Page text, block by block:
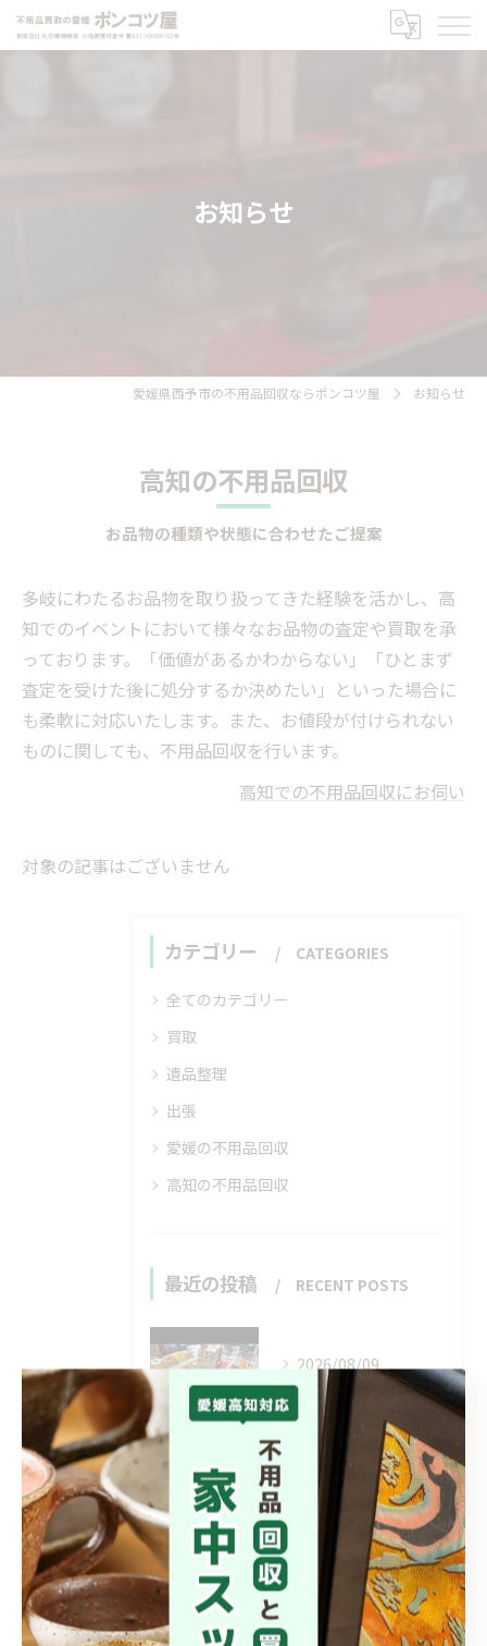
お知らせ
愛媛県西予市の不用品回収ならポンコツ屋 お知らせ
高知の不用品回収
お品物の種類や状態に合わせたご提案
多岐にわたるお品物を取り扱ってきた経験を活かし、高
知でのイベントにおいて様々なお品物の査定や買取を承
っております。「価値があるかわからない」「ひとまず
査定を受けた後に処分するか決めたい」といった場合に
も柔軟に対応いたします。また、お値段が付けられない
ものに関しても、不用品回収を行います。
高知での不用品回収にお伺い
対象の記事はございません
カテゴリー CATEGORIES
全てのカテゴリー
買取
遺品整理
出張
愛媛の不用品回収
高知の不用品回収
最近の投稿 RECENT POSTS
2026/08/09
サマーセール🉐🌞🌴🌺✨
2026/08/02
動画に登場したような…
2026/08/01
「ここ、保育園！？」と